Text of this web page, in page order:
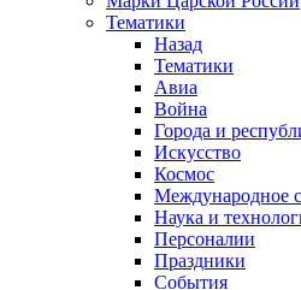
Тематики
Назад
Тематики
Авиа
Война
Города и
Искусство
Космос
Международное
Наука и
Персоналии
Праздники
События